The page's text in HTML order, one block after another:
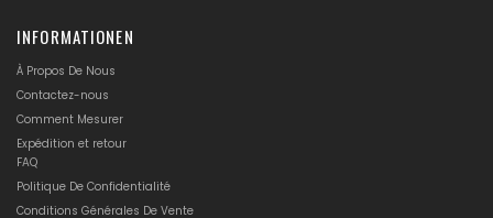
INFORMATIONEN
À Propos De Nous
Contactez-nous
Comment Mesurer
Expédition et retour
FAQ
Politique De Confidentialité
Conditions Générales De Vente